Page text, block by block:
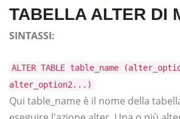
TABELLA ALTER DI
SINTASSI:
ALTER TABLE table_name
alter_option2...)
Qui table_name è il nome della